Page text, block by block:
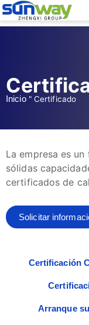
Inicio" Certificado
La empresa es
sólidas
certificados de
Solicitar
Certificación
Arranque